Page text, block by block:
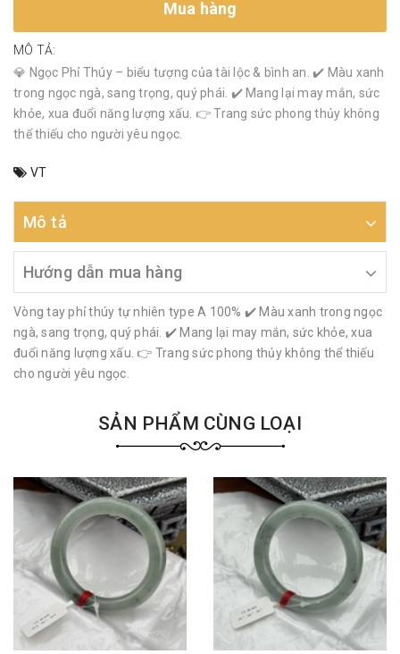
Mua hàng
MÔ TẢ:
💎 Ngọc Phỉ Thúy – biểu tượng của tài lộc & bình an. ✔️ Màu xanh
trong ngọc ngà, sang trọng, quý phái. ✔️ Mang lại may mắn, sức
khỏe, xua đuổi năng lượng xấu. 👉 Trang sức phong thủy không
thể thiếu cho người yêu ngọc.
VT
Mô tả
Hướng dẫn mua hàng
Vòng tay phỉ thúy tự nhiên type A 100% ✔️ Màu xanh trong ngọc
ngà, sang trọng, quý phái. ✔️ Mang lại may mắn, sức khỏe, xua
đuổi năng lượng xấu. 👉 Trang sức phong thủy không thể thiếu
cho người yêu ngọc.
SẢN PHẨM CÙNG LOẠI